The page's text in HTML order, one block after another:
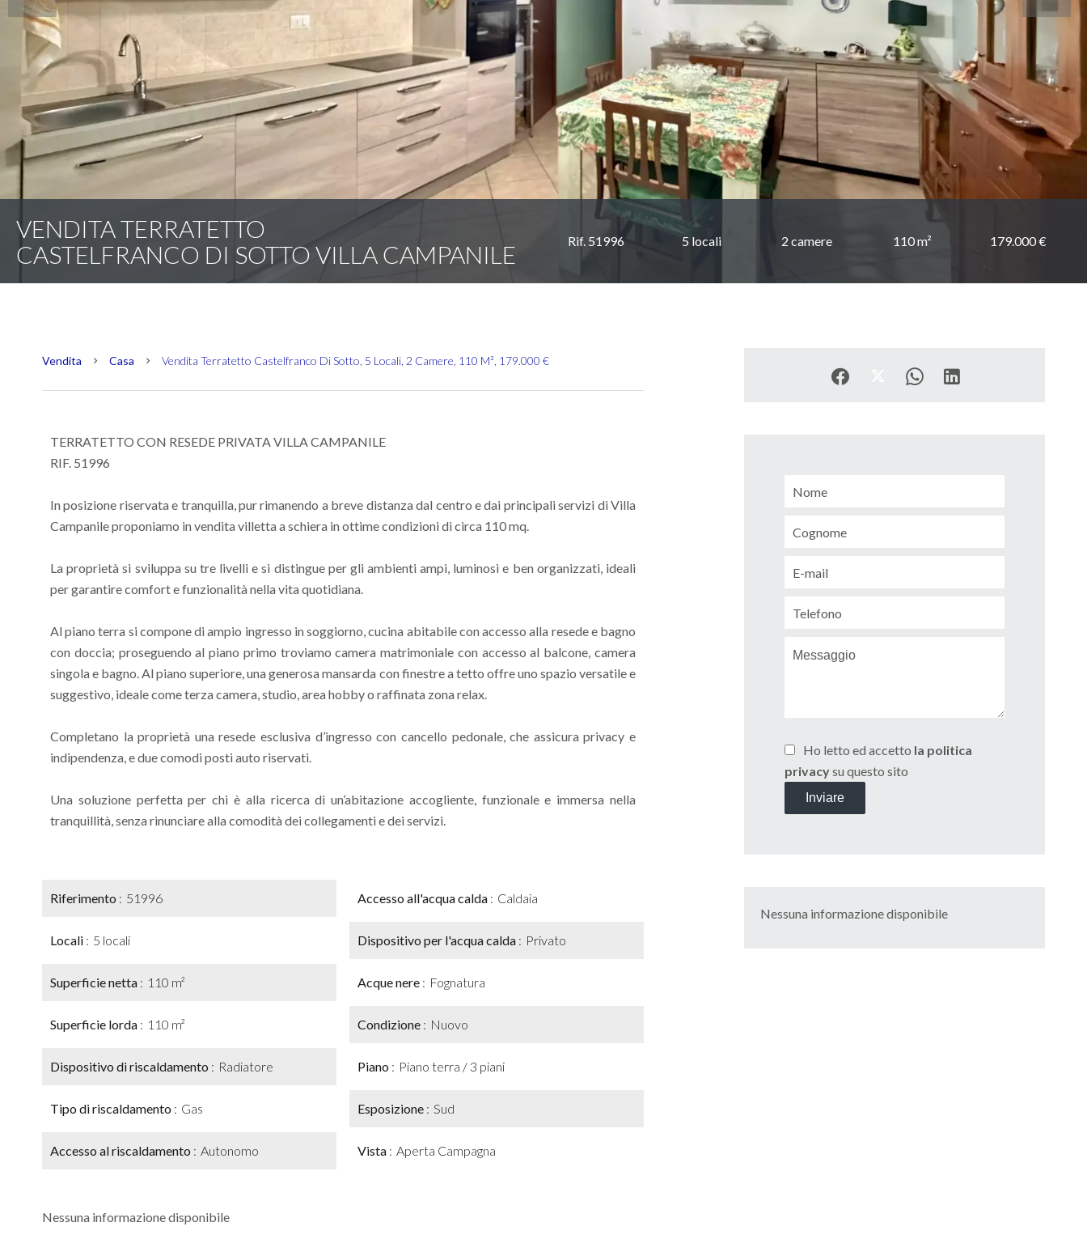
VENDITA TERRATETTO
CASTELFRANCO DI SOTTO VILLA CAMPANILE
Rif. 51996 5 locali 2 camere 110 m² 179.000 €
Vendita Casa Vendita Terratetto Castelfranco Di Sotto, 5 Locali, 2 Camere, 110 M², 179.000 €
TERRATETTO CON RESEDE PRIVATA VILLA CAMPANILE
RIF. 51996
In posizione riservata e tranquilla, pur rimanendo a breve distanza dal centro e dai principali servizi di Villa
Campanile proponiamo in vendita villetta a schiera in ottime condizioni di circa 110 mq.
La proprietà si sviluppa su tre livelli e si distingue per gli ambienti ampi, luminosi e ben organizzati, ideali
per garantire comfort e funzionalità nella vita quotidiana.
Al piano terra si compone di ampio ingresso in soggiorno, cucina abitabile con accesso alla resede e bagno
con doccia; proseguendo al piano primo troviamo camera matrimoniale con accesso al balcone, camera
singola e bagno. Al piano superiore, una generosa mansarda con finestre a tetto offre uno spazio versatile e
suggestivo, ideale come terza camera, studio, area hobby o raffinata zona relax.
Completano la proprietà una resede esclusiva d’ingresso con cancello pedonale, che assicura privacy e
indipendenza, e due comodi posti auto riservati.
Una soluzione perfetta per chi è alla ricerca di un’abitazione accogliente, funzionale e immersa nella
tranquillità, senza rinunciare alla comodità dei collegamenti e dei servizi.
Riferimento 51996
Locali 5 locali
Superficie netta 110 m²
Superficie lorda 110 m²
Dispositivo di riscaldamento Radiatore
Tipo di riscaldamento Gas
Accesso al riscaldamento Autonomo
Accesso all'acqua calda Caldaia
Dispositivo per l'acqua calda Privato
Acque nere Fognatura
Condizione Nuovo
Piano Piano terra / 3 piani
Esposizione Sud
Vista Aperta Campagna
Nessuna informazione disponibile
Ho letto ed accetto la politica
privacysu questo sito
Inviare
Nessuna informazione disponibile